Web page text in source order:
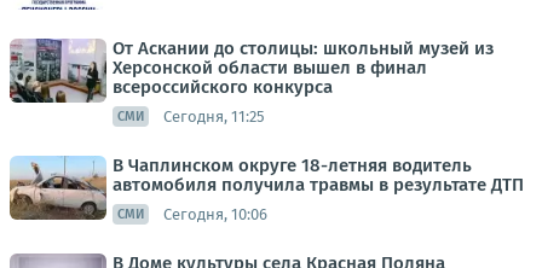
От Аскании до столицы: школьный музей из
Херсонской области вышел в финал
всероссийского конкурса
СМИ Сегодня, 11:25
В Чаплинском округе 18-летняя водитель
автомобиля получила травмы в результате ДТП
СМИ Сегодня, 10:06
В Доме культуры села Красная Поляна